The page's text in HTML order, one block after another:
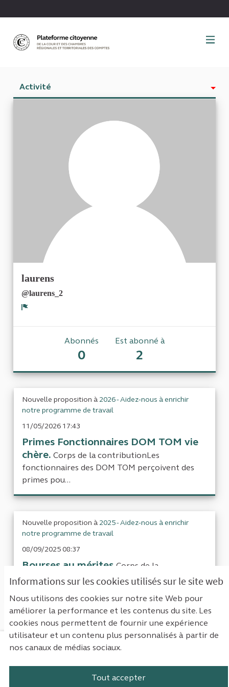
Informations sur les cookies utilisés sur le site web
Nous utilisons des cookies sur notre site Web pour
améliorer la performance et les contenus du site. Les
cookies nous permettent de fournir une expérience
utilisateur et un contenu plus personnalisés à partir de
nos canaux de médias sociaux.
Tout accepter
Activité
laurens
@laurens_2
Abonnés
0
Est abonné à
2
Nouvelle proposition à2026 - Aidez-nous à enrichir
notre programme de travail
11/05/2026 17:43
Primes Fonctionnaires DOM TOM vie
chère. Corps de la contributionLes
fonctionnaires des DOM TOM perçoivent des
primes pou...
Nouvelle proposition à2025 - Aidez-nous à enrichir
notre programme de travail
08/09/2025 08:37
Bourses au mérites Corps de la
contributionLe nombre d'étudiants boursiers
Mentions légales
Paramètres des cookies